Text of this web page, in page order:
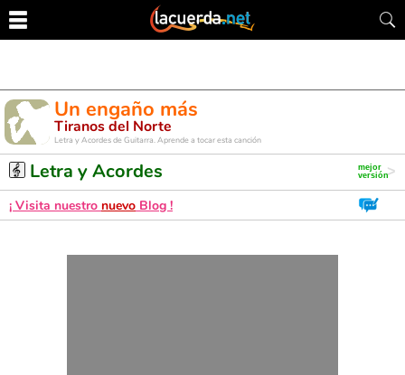
Un engaño más
Tiranos del Norte
Letra y Acordes de Guitarra. Aprende a tocar esta canción
Letra y Acordes
¡ Visita nuestro nuevo Blog !